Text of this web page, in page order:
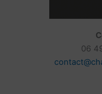
06